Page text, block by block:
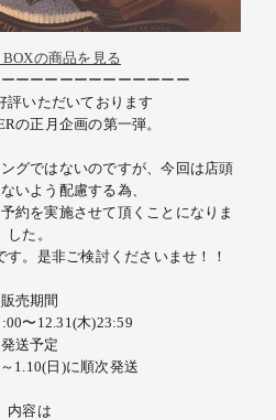
の商品を見る
ーーーーーーーーーーーー
評いただいております
の正月企画の第一弾。
グではないのですが、今回は店頭
いよう配慮する為、
約を実施させて頂くことになりま
した。
。是非ご検討くださいませ！！
販売期間
〜12.31(木)23:59
発送予定
1.10(日)に順次発送
内容は